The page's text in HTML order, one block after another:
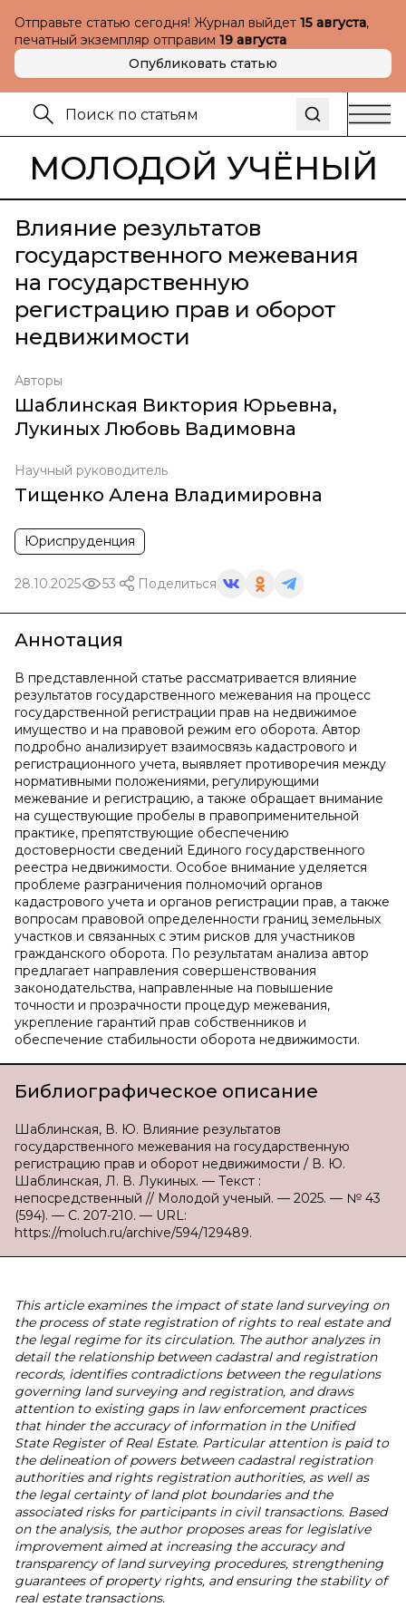
Отправьте статью сегодня! Журнал выйдет 15 августа,
печатный экземпляр отправим 19 августа
Опубликовать статью
МОЛОДОЙ УЧЁНЫЙ
Влияние результатов
государственного межевания
на государственную
регистрацию прав и оборот
недвижимости
Авторы
Шаблинская Виктория Юрьевна,
Лукиных Любовь Вадимовна
Научный руководитель
Тищенко Алена Владимировна
Юриспруденция
28.10.2025 53 Поделиться
Аннотация
В представленной статье рассматривается влияние
результатов государственного межевания на процесс
государственной регистрации прав на недвижимое
имущество и на правовой режим его оборота. Автор
подробно анализирует взаимосвязь кадастрового и
регистрационного учета, выявляет противоречия между
нормативными положениями, регулирующими
межевание и регистрацию, а также обращает внимание
на существующие пробелы в правоприменительной
практике, препятствующие обеспечению
достоверности сведений Единого государственного
реестра недвижимости. Особое внимание уделяется
проблеме разграничения полномочий органов
кадастрового учета и органов регистрации прав, а также
вопросам правовой определенности границ земельных
участков и связанных с этим рисков для участников
гражданского оборота. По результатам анализа автор
предлагает направления совершенствования
законодательства, направленные на повышение
точности и прозрачности процедур межевания,
укрепление гарантий прав собственников и
обеспечение стабильности оборота недвижимости.
Библиографическое описание
Шаблинская, В. Ю. Влияние результатов
государственного межевания на государственную
регистрацию прав и оборот недвижимости / В. Ю.
Шаблинская, Л. В. Лукиных. — Текст :
непосредственный // Молодой ученый. — 2025. — № 43
(594). — С. 207-210. — URL:
https://moluch.ru/archive/594/129489.
This article examines the impact of state land surveying on
the process of state registration of rights to real estate and
the legal regime for its circulation. The author analyzes in
detail the relationship between cadastral and registration
records, identifies contradictions between the regulations
governing land surveying and registration, and draws
attention to existing gaps in law enforcement practices
that hinder the accuracy of information in the Unified
State Register of Real Estate. Particular attention is paid to
the delineation of powers between cadastral registration
authorities and rights registration authorities, as well as
the legal certainty of land plot boundaries and the
associated risks for participants in civil transactions. Based
on the analysis, the author proposes areas for legislative
improvement aimed at increasing the accuracy and
transparency of land surveying procedures, strengthening
guarantees of property rights, and ensuring the stability of
real estate transactions.